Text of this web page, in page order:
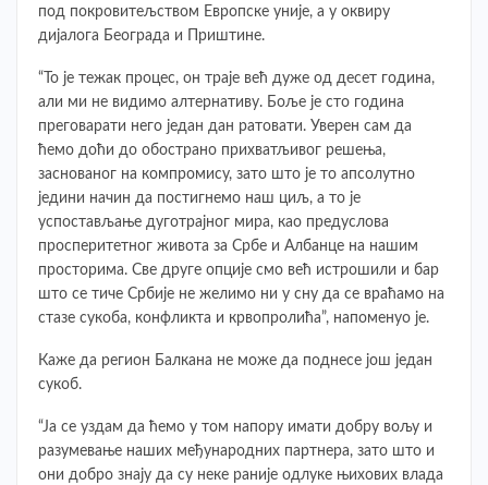
под покровитељством Европске уније, а у оквиру
дијалога Београда и Приштине.
“То је тежак процес, он траје већ дуже од десет година,
али ми не видимо алтернативу. Боље је сто година
преговарати него један дан ратовати. Уверен сам да
ћемо доћи до обострано прихватљивог решења,
заснованог на компромису, зато што је то апсолутно
једини начин да постигнемо наш циљ, а то је
успостављање дуготрајног мира, као предуслова
просперитетног живота за Србе и Албанце на нашим
просторима. Све друге опције смо већ истрошили и бар
што се тиче Србије не желимо ни у сну да се враћамо на
стазе сукоба, конфликта и крвопролића”, напоменуо је.
Каже да регион Балкана не може да поднесе још један
сукоб.
“Ја се уздам да ћемо у том напору имати добру вољу и
разумевање наших међународних партнера, зато што и
они добро знају да су неке раније одлуке њихових влада